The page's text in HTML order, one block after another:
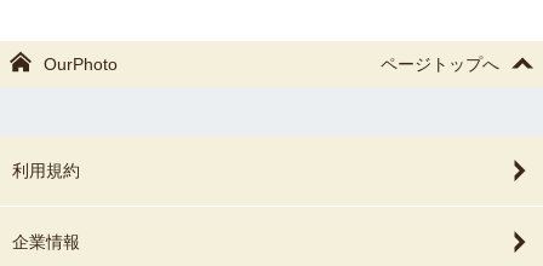
げかけてくれたり
り、ありがとうご
OurPhoto ページトップへ
利用規約
企業情報